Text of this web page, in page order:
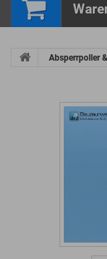
Absperrpoller